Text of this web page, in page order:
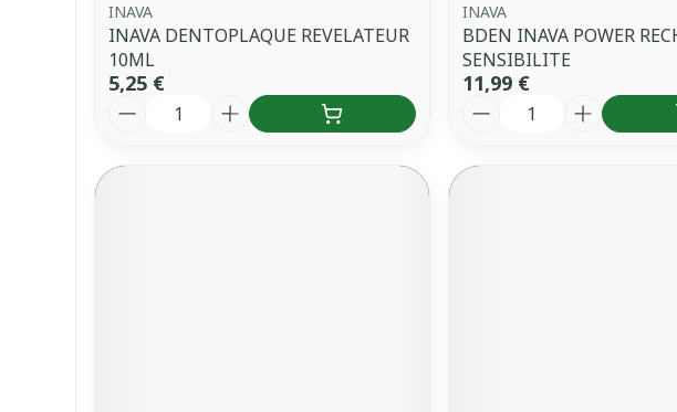
INAVA
INAVA DENTOPLAQUE REVELATEUR
10ML
5,25 €
Quantité
INAVA
BDEN INAVA POWER
SENSIBILITE
11,99 €
Quantité